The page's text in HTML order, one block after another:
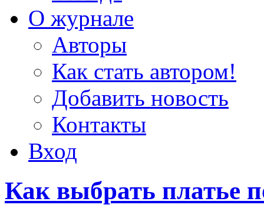
О журнале
Авторы
Как стать автором!
Добавить новость
Контакты
Вход
Как выбрать платье